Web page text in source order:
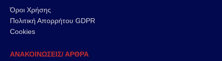
Όροι Χρήσης
Πολιτική Απορρήτου GDPR
Cookies
ΑΝΑΚΟΙΝΩΣΕΙΣ/ ΑΡΘΡΑ